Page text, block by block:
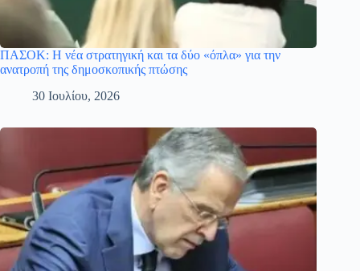
ΠΑΣΟΚ: Η νέα στρατηγική και τα δύο «όπλα» για την
ανατροπή της δημοσκοπικής πτώσης
30 Ιουλίου, 2026